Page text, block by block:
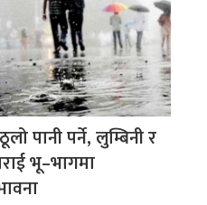
पानी पर्ने, लुम्बिनी र
भू–भागमा